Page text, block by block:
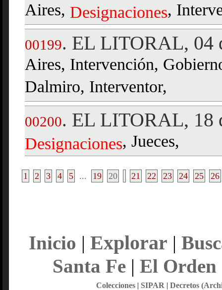
Aires, Designaciones,
00199. EL LITORAL, 04
Aires, Intervención,
Dalmiro, Interventor,
00200. EL LITORAL, 18
Designaciones, Jueces,
1 2 3 4 5 ... 19 20 21 22 23 24 25 26
Inicio | Explorar |
Santa Fe| El Orden
Colecciones| SIPAR | Decretos